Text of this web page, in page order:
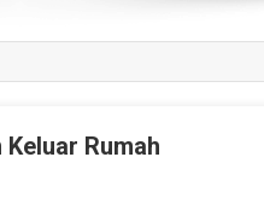
Rumah